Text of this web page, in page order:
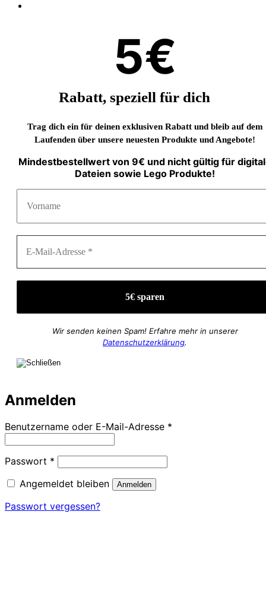
5€
Rabatt, speziell für dich
Trag dich ein für deinen exklusiven Rabatt und bleib auf dem
Laufenden über unsere neuesten Produkte und Angebote!
Mindestbestellwert von 9€ und nicht gültig für
Dateien sowie Lego Produkte!
Wir senden keinen Spam! Erfahre mehr in unserer
Datenschutzerklärung.
Anmelden
Benutzername oder E-Mail-Adresse *
Passwort * Erforderlich
Angemeldet bleiben
Anmelden
Passwort vergessen?